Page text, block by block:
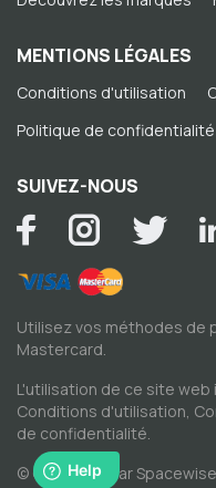
MENTIONS LÉGALES
Conditions d'utilisation
Politique de confidentialité
SUIVEZ-NOUS
Utilisez vos méthodes de
Mastercard.
L'utilisation de ce site
Conditions d'utilisation,
de confidentialité.
© Copyright par